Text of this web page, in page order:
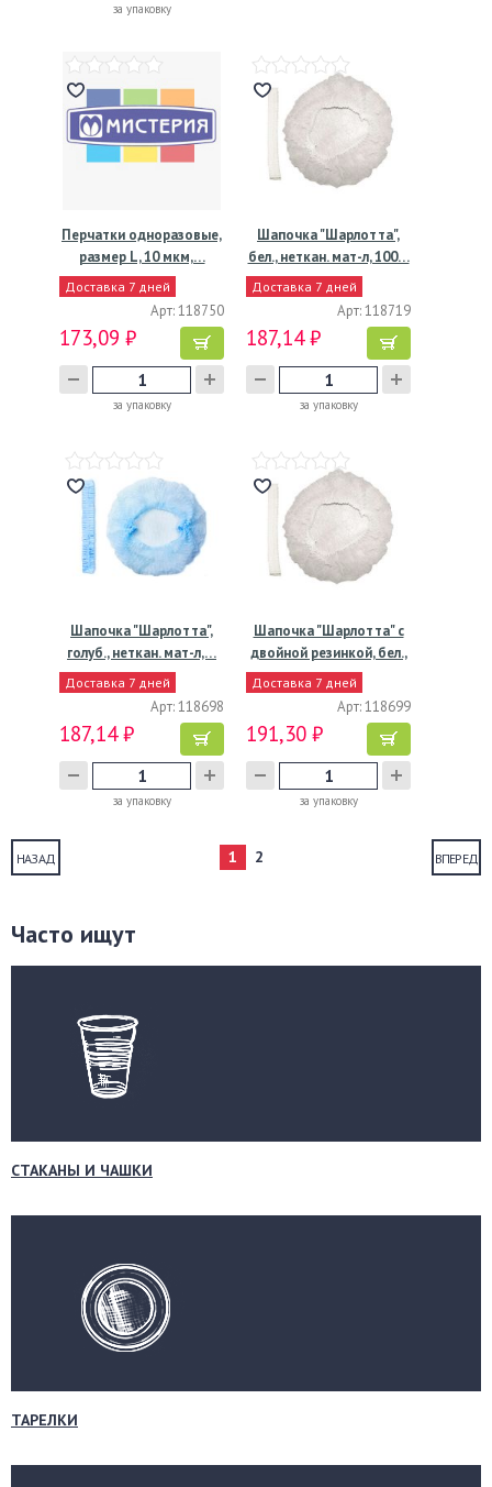
за упаковку
Перчатки одноразовые,
размер L, 10 мкм,…
Доставка 7 дней
Арт: 118750
173,09 ₽
за упаковку
Шапочка "Шарлотта",
бел., неткан. мат-л, 100…
Доставка 7 дней
Арт: 118719
187,14 ₽
за упаковку
Шапочка "Шарлотта",
голуб., неткан. мат-л,…
Доставка 7 дней
Арт: 118698
187,14 ₽
за упаковку
Шапочка "Шарлотта" с
двойной резинкой, бел.,
…
Доставка 7 дней
Арт: 118699
191,30 ₽
за упаковку
НАЗАД ВПЕРЕД
1 2
Часто ищут
СТАКАНЫ И ЧАШКИ
ТАРЕЛКИ